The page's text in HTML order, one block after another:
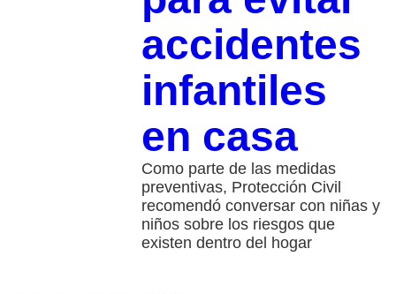
accidentes
infantiles
en casa
Como parte de las medidas
preventivas, Protección Civil
recomendó conversar con niñas y
niños sobre los riesgos que
existen dentro del hogar